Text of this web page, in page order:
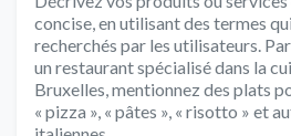
concise, en utilisant des termes
recherchés par les utilisateurs.
un restaurant spécialisé dans la
Bruxelles, mentionnez des plats
« pizza », « pâtes », « risotto » et